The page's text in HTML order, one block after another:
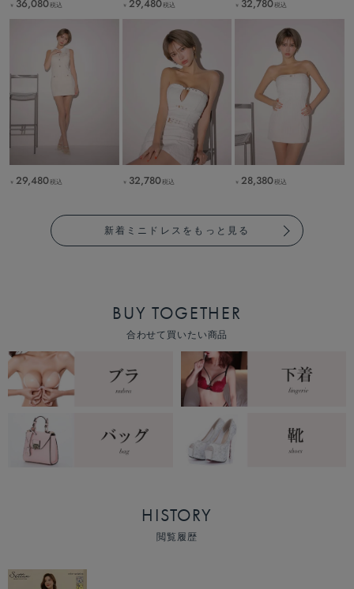
￥ 36,080税込 ￥ 29,480税込 ￥ 32,780税込
￥ 29,480税込 ￥ 32,780税込 ￥ 28,380税込
新着ミニドレスをもっと見る
BUY TOGETHER
合わせて買いたい商品
HISTORY
閲覧履歴